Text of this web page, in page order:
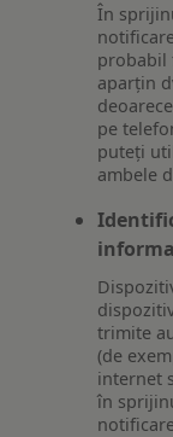
În
probabil
aparțin
pe
puteți
ambele
trimite
(de
internet
în